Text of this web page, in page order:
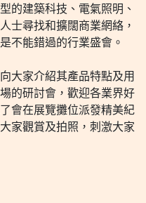
的建築科技、電氣照明、
士尋找和擴闊商業網絡，
不能錯過的行業盛會。
大家介紹其產品特點及用
的研討會，歡迎各業界好
會在展覽攤位派發精美紀
家觀賞及拍照，刺激大家